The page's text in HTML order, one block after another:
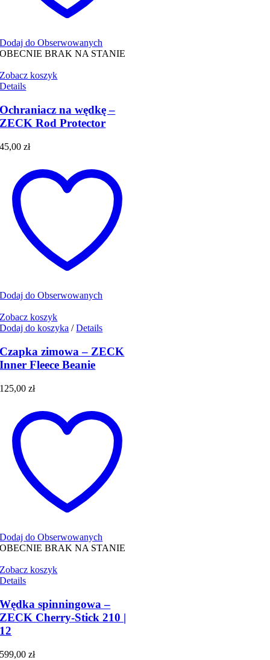
Dodaj do Obserwowanych
OBECNIE BRAK NA STANIE
Zobacz koszyk
Details
Ochraniacz na wędkę –
ZECK Rod Protector
45,00zł
Dodaj do Obserwowanych
Zobacz koszyk
Dodaj do koszyka / Details
Czapka zimowa – ZECK
Inner Fleece Beanie
125,00zł
Dodaj do Obserwowanych
OBECNIE BRAK NA STANIE
Zobacz koszyk
Details
Wędka spinningowa –
ZECK Cherry-Stick 210 |
12
599,00zł